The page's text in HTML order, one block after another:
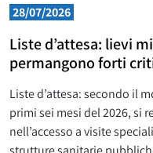
28/07/2026
Liste d’attesa: lievi
permangono forti
Liste d’attesa: secondo il
primi sei mesi del 2026, si
nell’accesso a visite